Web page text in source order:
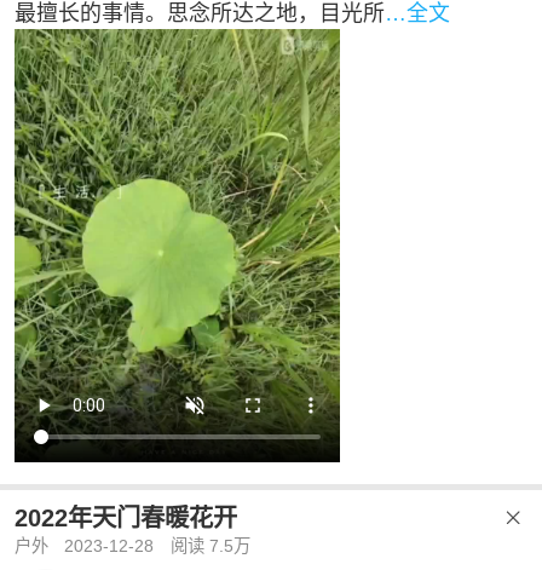
最擅长的事情。思念所达之地，目光所…全文
2022年天门春暖花开 
户外 2023-12-28
阅读 7.5万